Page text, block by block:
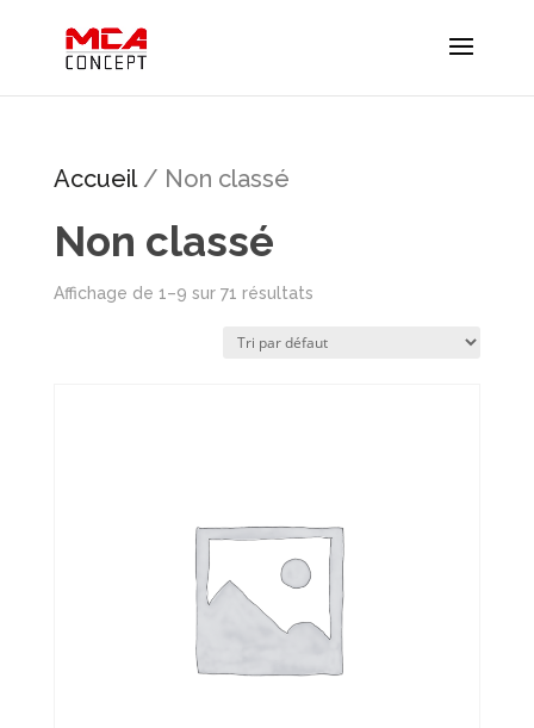
Accueil/ Non classé
Non classé
Affichage de 1–9 sur 71 résultats